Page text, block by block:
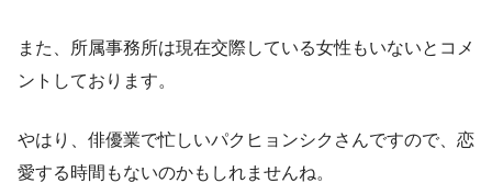
また、所属事務所は現在交際している女性もいないとコメ
ントしております。
やはり、俳優業で忙しいパクヒョンシクさんですので、恋
愛する時間もないのかもしれませんね。